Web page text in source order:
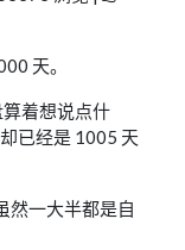
天。
着想说点什
已经是 1005 天
然一大半都是自